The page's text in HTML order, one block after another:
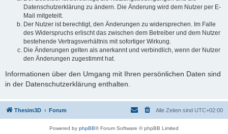
Datenschutzerklärung zu ändern. Die Änderung wird dem Nutzer per E-
Mail mitgeteilt.
Der Nutzer ist berechtigt, den Änderungen zu widersprechen. Im Falle
des Widerspruchs erlischt das zwischen dem Betreiber und dem Nutzer
bestehende Vertragsverhältnis mit sofortiger Wirkung.
Die Änderungen gelten als anerkannt und verbindlich, wenn der Nutzer
den Änderungen zugestimmt hat.
Informationen über den Umgang mit Ihren persönlichen Daten sind
in der Datenschutzerklärung enthalten.
Thesim3D Forum Alle Zeiten sind UTC+02:00
Powered by phpBB® Forum Software © phpBB Limited